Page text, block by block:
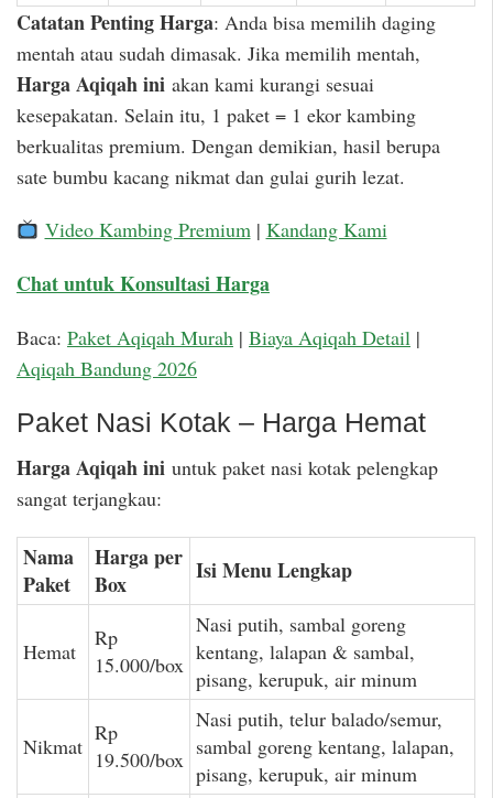
Catatan Penting Harga: Anda bisa memilih daging
mentah atau sudah dimasak. Jika memilih mentah,
Harga Aqiqah ini akan kami kurangi sesuai
kesepakatan. Selain itu, 1 paket = 1 ekor kambing
berkualitas premium. Dengan demikian, hasil berupa
sate bumbu kacang nikmat dan gulai gurih lezat.
Video Kambing Premium| Kandang Kami
Chat untuk Konsultasi Harga
Baca: Paket Aqiqah Murah | Biaya Aqiqah Detail |
Aqiqah Bandung 2026
Paket Nasi Kotak – Harga Hemat
Harga Aqiqah ini untuk paket nasi kotak pelengkap
sangat terjangkau:
Nama
Paket
Harga per
Box
Isi Menu Lengkap
Hemat
Rp
15.000/box
Nasi putih, sambal goreng
kentang, lalapan & sambal,
pisang, kerupuk, air minum
Nikmat
Rp
19.500/box
Nasi putih, telur balado/semur,
sambal goreng kentang, lalapan,
pisang, kerupuk, air minum